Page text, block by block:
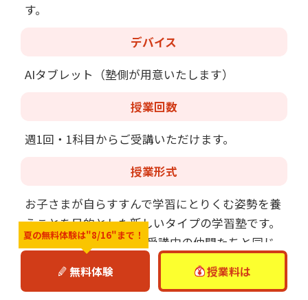
す。
デバイス
AIタブレット（塾側が用意いたします）
授業回数
週1回・1科目からご受講いただけます。
授業形式
お子さまが自らすすんで学習にとりくむ姿勢を養
うことを目的とした新しいタイプの学習塾です。
授業は他学年/他教科を受講中の仲間たちと同じ
教室で行いながら、プロ講師が一人ひとりに合わ
せた指導を行わせて頂きます。
夏の無料体験は"8/16"まで！
無料体験 授業料は